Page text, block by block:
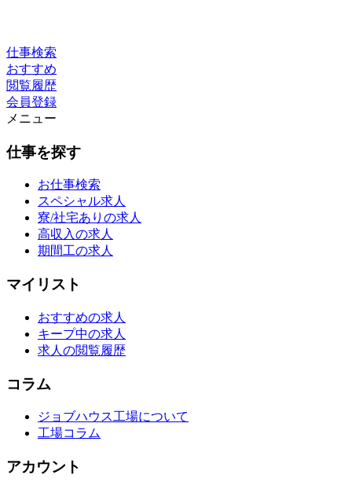
仕事検索
おすすめ
閲覧履歴
会員登録
メニュー
仕事を探す
お仕事検索
スペシャル求人
寮/社宅ありの求人
高収入の求人
期間工の求人
マイリスト
おすすめの求人
キープ中の求人
求人の閲覧履歴
コラム
ジョブハウス工場について
工場コラム
アカウント